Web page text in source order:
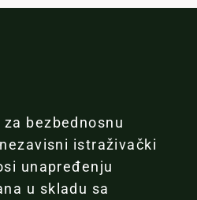
bezbednosnu
istraživački
unapređenju
u skladu sa